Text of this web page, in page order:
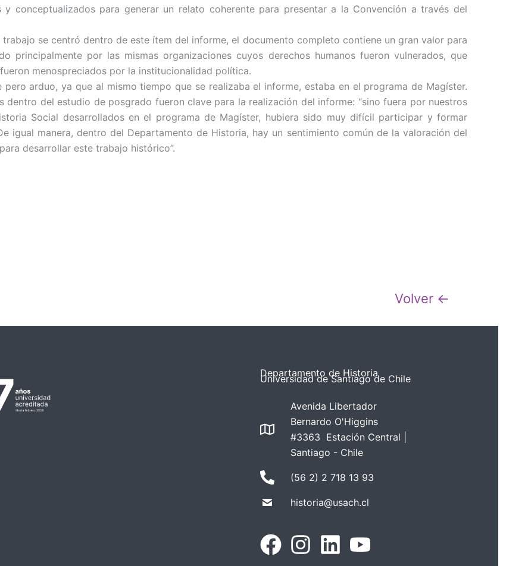
conceptualizados para generar un relato coherente para presentar a la Convención a través del
trabajo se centró dentro de este ítem del informe, el documento completo contiene un gran valor para
principalmente por las mismas organizaciones cuyos derechos humanos fueron vulnerados, que
menospreciados por la institucionalidad política.
arduo, ya que al mismo tiempo que se realizaba el informe, estaba en el programa de Magíster.
dentro del estudio de posgrado fueron clave para la realización del informe: “sino fuera por nuestros
Social desarrollados en el programa de Magíster, hubiera sido muy difícil participar y formar
igual manera, dentro del Departamento de Historia, hay un sentimiento común de la valoración del
desarrollar este trabajo histórico”.
Volver ←
Departamento de Historia
Universidad de Santiago de Chile
Avenida Libertador
Bernardo O'Higgins
#3363 Estación Central |
Santiago - Chile
(56 2) 2 718 13 93
historia@usach.cl